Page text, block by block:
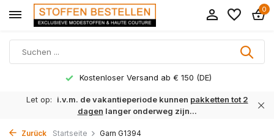
0
Kostenloser Versand ab € 150 (DE)
Let op: i.v.m. de vakantieperiode kunnen pakketten tot 2
dagen langer onderweg zijn...
Zurück Startseite Garn G1394